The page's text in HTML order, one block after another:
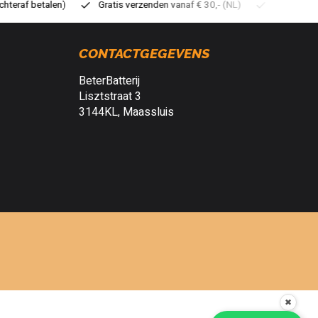
verzenden vanaf € 30,- (NL) Verzendkosten € 2,95 (NL)
CONTACTGEGEVENS
BeterBatterij
Lisztstraat 3
3144KL, Maassluis
✖